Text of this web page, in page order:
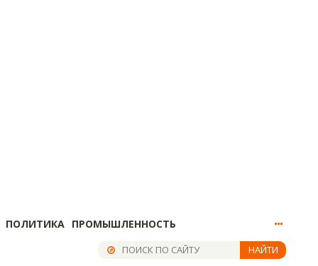
ПОЛИТИКА ПРОМЫШЛЕННОСТЬ
НАЙТИ